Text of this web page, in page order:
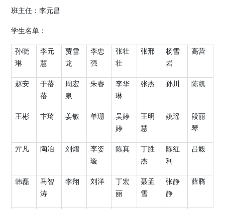
班主任：李元昌
学生名单：
孙晓
琳
李元
慧
贾雪
龙
李忠
强
张壮
壮
张邢
杨雪
岩
高营
赵安
于蓓
蓓
周宏
泉
朱睿
李华
琳
张杰 孙川 陈凯
王彬 卞琦 姜敏 单珊
吴婷
婷
王明
慧
姚瑶
段丽
琴
亓凡 陶冶 刘熠
李姿
璇
陈真
丁胜
杰
陈红
利
吕毅
韩磊
马智
涛
李翔 刘洋
丁宏
丽
聂孟
雪
张静
静
薛腾